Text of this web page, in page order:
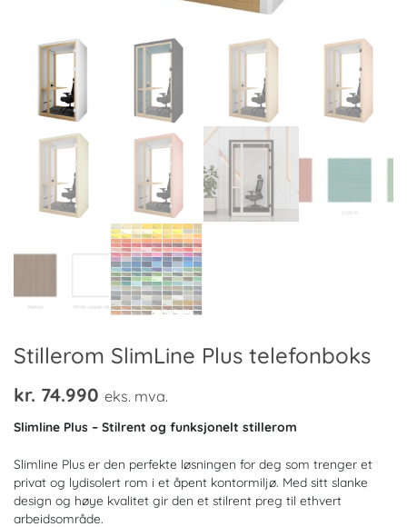
Stillerom SlimLine Plus telefonboks
kr. 74.990 eks. mva.
Slimline Plus – Stilrent og funksjonelt stillerom
Slimline Plus er den perfekte løsningen for deg som trenger et
privat og lydisolert rom i et åpent kontormiljø. Med sitt slanke
design og høye kvalitet gir den et stilrent preg til ethvert
arbeidsområde.